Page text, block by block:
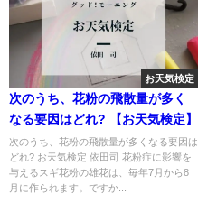
お天気検定
次のうち、花粉の飛散量が多く
なる要因はどれ? 【お天気検定】
次のうち、花粉の飛散量が多くなる要因は
どれ? お天気検定 依田司 花粉症に影響を
与えるスギ花粉の雄花は、毎年7月から8
月に作られます。ですか...